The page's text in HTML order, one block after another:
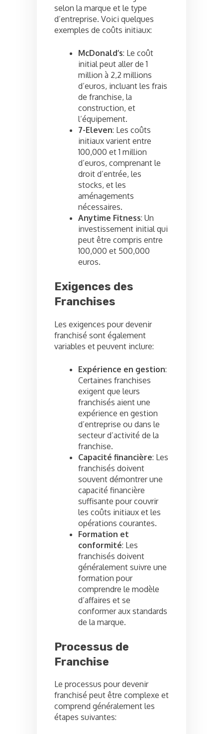
selon la marque et le type
d’entreprise. Voici quelques
exemples de coûts initiaux:
McDonald’s: Le coût
initial peut aller de 1
million à 2,2 millions
d’euros, incluant les frais
de franchise, la
construction, et
l’équipement.
7-Eleven: Les coûts
initiaux varient entre
100,000 et 1 million
d’euros, comprenant le
droit d’entrée, les
stocks, et les
aménagements
nécessaires.
Anytime Fitness: Un
investissement initial qui
peut être compris entre
100,000 et 500,000
euros.
Exigences des
Franchises
Les exigences pour devenir
franchisé sont également
variables et peuvent inclure:
Expérience en gestion:
Certaines franchises
exigent que leurs
franchisés aient une
expérience en gestion
d’entreprise ou dans le
secteur d’activité de la
franchise.
Capacité financière: Les
franchisés doivent
souvent démontrer une
capacité financière
suffisante pour couvrir
les coûts initiaux et les
opérations courantes.
Formation et
conformité: Les
franchisés doivent
généralement suivre une
formation pour
comprendre le modèle
d’affaires et se
conformer aux standards
de la marque.
Processus de
Franchise
Le processus pour devenir
franchisé peut être complexe et
comprend généralement les
étapes suivantes: